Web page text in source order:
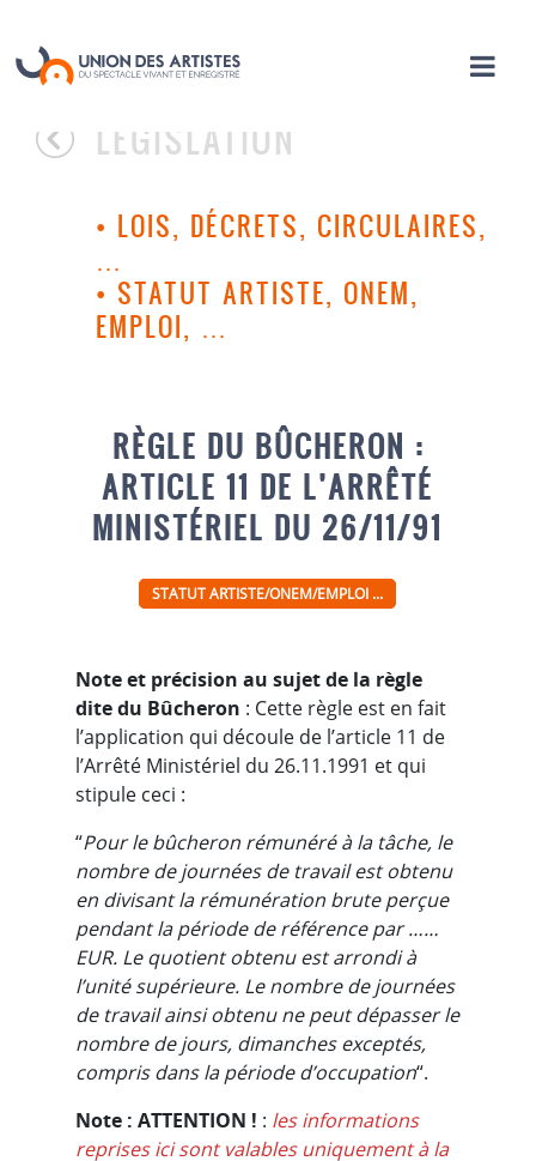
LÉGISLATION
• LOIS, DÉCRETS, CIRCULAIRES,
…
• STATUT ARTISTE, ONEM,
EMPLOI, …
RÈGLE DU BÛCHERON :
ARTICLE 11 DE L’ARRÊTÉ
MINISTÉRIEL DU 26/11/91
STATUT ARTISTE/ONEM/EMPLOI ...
Note et précision au sujet de la règle
dite du Bûcheron : Cette règle est en fait
l’application qui découle de l’article 11 de
l’Arrêté Ministériel du 26.11.1991 et qui
stipule ceci :
“Pour le bûcheron rémunéré à la tâche, le
nombre de journées de travail est obtenu
en divisant la rémunération brute perçue
pendant la période de référence par ……
EUR. Le quotient obtenu est arrondi à
l’unité supérieure. Le nombre de journées
de travail ainsi obtenu ne peut dépasser le
nombre de jours, dimanches exceptés,
compris dans la période d’occupation“.
Note : ATTENTION ! : les informations
reprises ici sont valables uniquement à la